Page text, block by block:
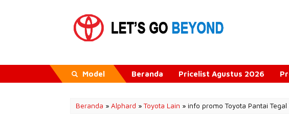
Model Beranda Pricelist Agustus 2026
Beranda » Alphard »Toyota Lain » info promo Toyota Pantai